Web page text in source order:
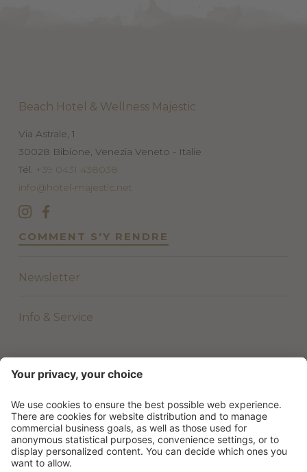
Beach Hotel & Wellness Majestic
Via Astrale, 1
30028 Bibione, Venezia Veneto - Italie
Tél. +39 0431 438038
info@hotel-majestic.net
COMMENT S'Y RENDRE
Newsletter
Info & Service